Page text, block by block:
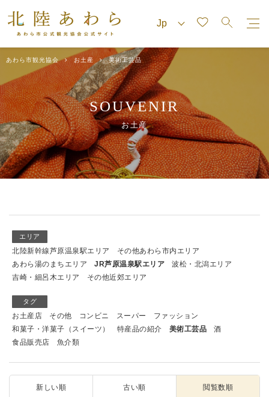
あわら市観光協会 お土産 美術工芸品
SOUVENIR
お土産
エリア
北陸新幹線芦原温泉駅エリア
その他あわら市内エリア
あわら湯のまちエリア
JR芦原温泉駅エリア
波松・北潟エリア
吉崎・細呂木エリア
その他近郊エリア
タグ
お土産店 その他 コンビニ スーパー
ファッション
和菓子・洋菓子（スイーツ）
特産品の紹介 美術工芸品
酒
食品販売店
魚介類
新しい順 古い順 閲覧数順